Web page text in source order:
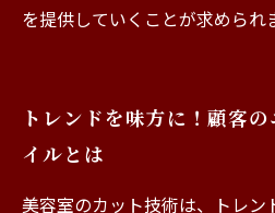
を提供していくことが求められ
トレンドを味方に！顧客
イルとは
美容室のカット技術は、トレン